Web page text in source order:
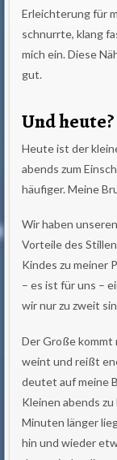
Erleichterung für
schnurrte, klang
mich ein. Diese
gut.
Und heute?
Heute ist der
abends zum
häufiger. Meine
Wir haben
Vorteile des
Kindes zu meiner
– es ist für uns –
wir nur zu zweit
Der Große kommt
weint und reißt
deutet auf meine
Kleinen abends
Minuten länger
hin und wieder